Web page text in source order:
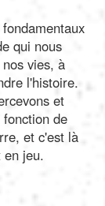
qui nous
vies, à
l'histoire.
et
de
et c'est là
en jeu.